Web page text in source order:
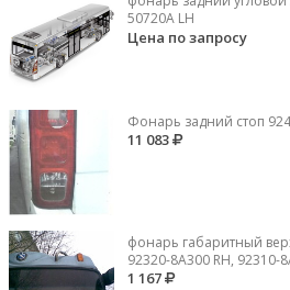
50720A LH
Цена по запросу
Фонарь задний стоп
11 083
фонарь габаритный
92320-8A300 RH, 92310-
1 167